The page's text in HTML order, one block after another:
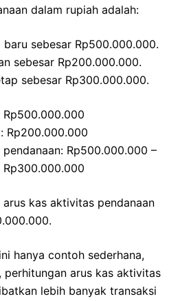
dalam rupiah adalah:
baru sebesar Rp500.000.000.
sebesar Rp200.000.000.
sebesar Rp300.000.000.
Rp500.000.000
Rp200.000.000
Rp500.000.000 –
kas aktivitas pendanaan
hanya contoh sederhana,
arus kas aktivitas
lebih banyak transaksi